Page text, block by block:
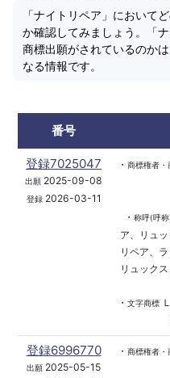
「ナイトリペア」において
か確認してみましょう。「
商標出願がされているのか
なる情報です。
番号
登録7025047
出願 2025-09-08
登録2026-03-11
・ 商標権者・
・ 称呼(呼
ア、リュ
リペア、
リュック
・ 文字商標
登録6996770
出願 2025-05-15
・ 商標権者・